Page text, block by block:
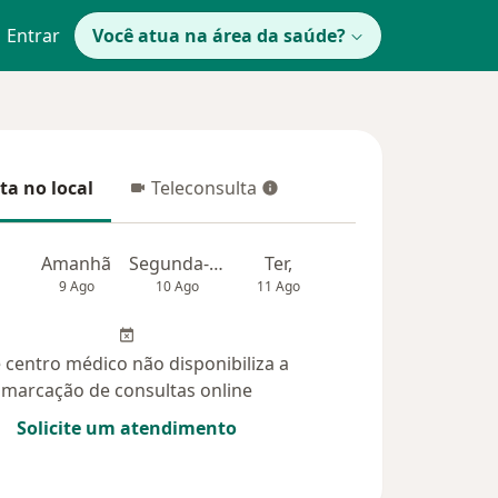
Entrar Você atua na área da saúde?
no local
no local Teleconsulta
Teleconsulta
Amanhã
9 Ago
Segunda-feira
10 Ago
Ter,
11 Ago
centro médico não disponibiliza a
marcação de consultas online
Solicite um atendimento